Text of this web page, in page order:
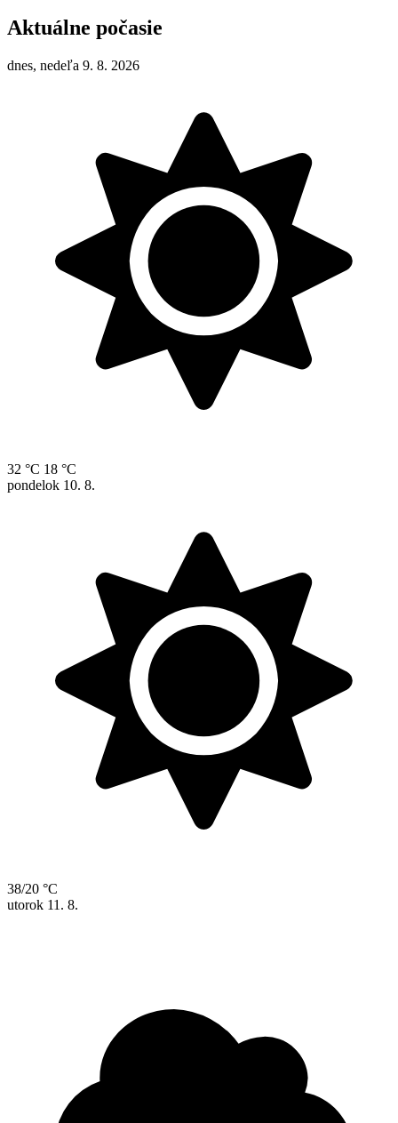
Aktuálne počasie
dnes, nedeľa 9. 8. 2026
32 °C 18 °C
pondelok 10. 8.
38/20 °C
utorok 11. 8.